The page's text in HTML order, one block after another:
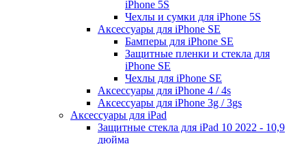
iPhone 5S
Чехлы и сумки для iPhone 5S
Аксессуары для iPhone SE
Бамперы для iPhone SE
Защитные пленки и стекла для
iPhone SE
Чехлы для iPhone SE
Аксессуары для iPhone 4 / 4s
Аксессуары для iPhone 3g / 3gs
Аксессуары для iPad
Защитные стекла для iPad 10 2022 - 10,9
дюйма